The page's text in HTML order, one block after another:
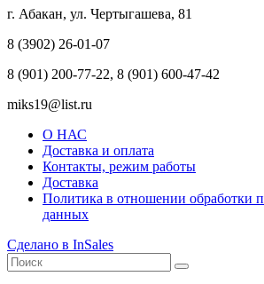
г. Абакан, ул. Чертыгашева, 81
8 (3902) 26-01-07
8 (901) 200-77-22, 8 (901) 600-47-42
miks19@list.ru
О НАС
Доставка и оплата
Контакты, режим работы
Доставка
Политика в отношении обработки
данных
Сделано в InSales